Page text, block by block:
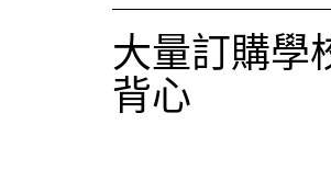
大量訂購學
背心